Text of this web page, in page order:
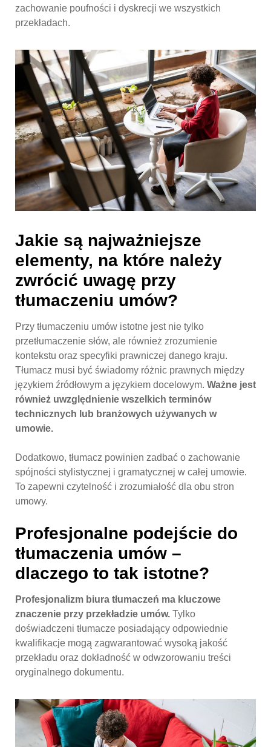
zachowanie poufności i dyskrecji we wszystkich
przekładach.
Jakie są najważniejsze
elementy, na które należy
zwrócić uwagę przy
tłumaczeniu umów?
Przy tłumaczeniu umów istotne jest nie tylko
przetłumaczenie słów, ale również zrozumienie
kontekstu oraz specyfiki prawniczej danego kraju.
Tłumacz musi być świadomy różnic prawnych między
językiem źródłowym a językiem docelowym. Ważne jest
również uwzględnienie wszelkich terminów
technicznych lub branżowych używanych w
umowie.
Dodatkowo, tłumacz powinien zadbać o zachowanie
spójności stylistycznej i gramatycznej w całej umowie.
To zapewni czytelność i zrozumiałość dla obu stron
umowy.
Profesjonalne podejście do
tłumaczenia umów –
dlaczego to tak istotne?
Profesjonalizm biura tłumaczeń ma kluczowe
znaczenie przy przekładzie umów. Tylko
doświadczeni tłumacze posiadający odpowiednie
kwalifikacje mogą zagwarantować wysoką jakość
przekładu oraz dokładność w odwzorowaniu treści
oryginalnego dokumentu.